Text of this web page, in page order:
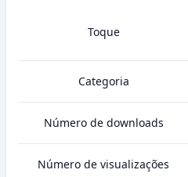
Toque
Categoria
Número de downloads
Número de visualizações